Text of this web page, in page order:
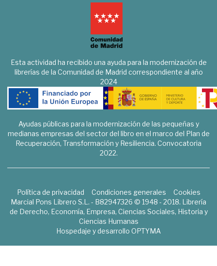
Esta actividad ha recibido una ayuda para la modernización de
librerías de la Comunidad de Madrid correspondiente al año
2024
Ayudas públicas para la modernización de las pequeñas y
medianas empresas del sector del libro en el marco del Plan de
Recuperación, Transformación y Resiliencia. Convocatoria
2022.
Política de privacidad Condiciones generales
Cookies
Marcial Pons Librero S.L. - B82947326 © 1948 - 2018. Librería
de Derecho, Economía, Empresa, Ciencias Sociales, Historia y
Ciencias Humanas
Hospedaje y desarrollo OPTYMA